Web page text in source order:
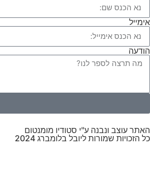
אימייל
הודעה
האתר עוצב ונבנה ע"י סטודיו מומנטום
כל הזכויות שמורות ליובל בלומברג 2024